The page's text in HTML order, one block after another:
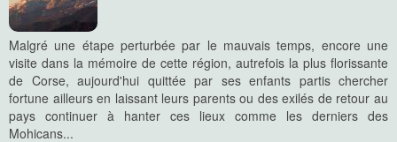
Malgré une étape perturbée par le mauvais temps, encore une
visite dans la mémoire de cette région, autrefois la plus florissante
de Corse, aujourd'hui quittée par ses enfants partis chercher
fortune ailleurs en laissant leurs parents ou des exilés de retour au
pays continuer à hanter ces lieux comme les derniers des
Mohicans...